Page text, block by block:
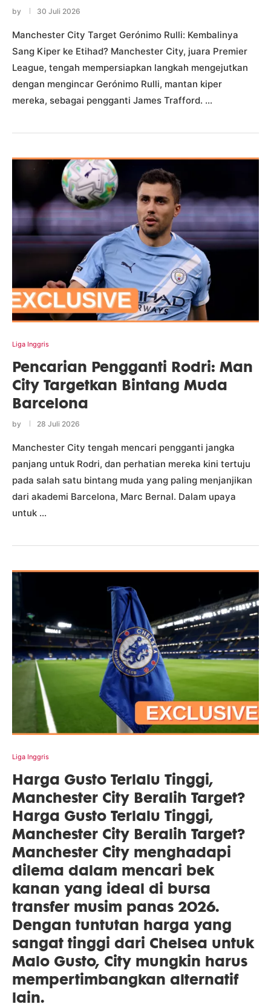
by 30 Juli 2026
Manchester City Target Gerónimo Rulli: Kembalinya
Sang Kiper ke Etihad? Manchester City, juara Premier
League, tengah mempersiapkan langkah mengejutkan
dengan mengincar Gerónimo Rulli, mantan kiper
mereka, sebagai pengganti James Trafford. …
Liga Inggris
Pencarian Pengganti Rodri: Man
City Targetkan Bintang Muda
Barcelona
by 28 Juli 2026
Manchester City tengah mencari pengganti jangka
panjang untuk Rodri, dan perhatian mereka kini tertuju
pada salah satu bintang muda yang paling menjanjikan
dari akademi Barcelona, Marc Bernal. Dalam upaya
untuk …
Liga Inggris
Harga Gusto Terlalu Tinggi,
Manchester City Beralih Target?
Harga Gusto Terlalu Tinggi,
Manchester City Beralih Target?
Manchester City menghadapi
dilema dalam mencari bek
kanan yang ideal di bursa
transfer musim panas 2026.
Dengan tuntutan harga yang
sangat tinggi dari Chelsea untuk
Malo Gusto, City mungkin harus
mempertimbangkan alternatif
lain.